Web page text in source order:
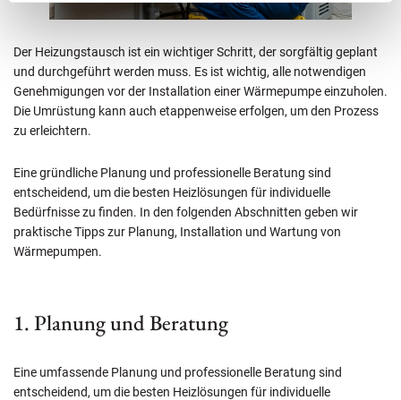
Der Heizungstausch ist ein wichtiger Schritt, der sorgfältig geplant
und durchgeführt werden muss. Es ist wichtig, alle notwendigen
Genehmigungen vor der Installation einer Wärmepumpe einzuholen.
Die Umrüstung kann auch etappenweise erfolgen, um den Prozess
zu erleichtern.
Eine gründliche Planung und professionelle Beratung sind
entscheidend, um die besten Heizlösungen für individuelle
Bedürfnisse zu finden. In den folgenden Abschnitten geben wir
praktische Tipps zur Planung, Installation und Wartung von
Wärmepumpen.
1. Planung und Beratung
Eine umfassende Planung und professionelle Beratung sind
entscheidend, um die besten Heizlösungen für individuelle